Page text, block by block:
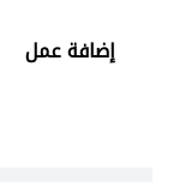
إضافة عمل